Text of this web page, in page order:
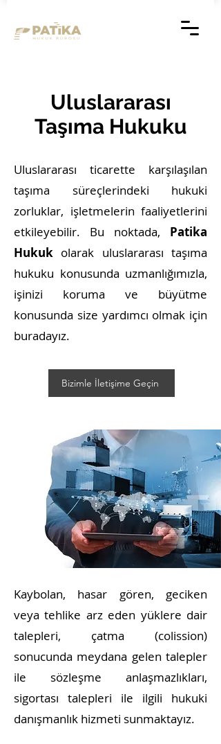
Uluslararası
Taşıma Hukuku
Uluslararası ticarette karşılaşılan
taşıma süreçlerindeki hukuki
zorluklar, işletmelerin faaliyetlerini
etkileyebilir. Bu noktada, Patika
Hukuk olarak uluslararası taşıma
hukuku konusunda uzmanlığımızla,
işinizi koruma ve büyütme
konusunda size yardımcı olmak için
buradayız.
Bizimle İletişime Geçin
Kaybolan, hasar gören, geciken
veya tehlike arz eden yüklere dair
talepleri, çatma (colission)
sonucunda meydana gelen talepler
ile sözleşme anlaşmazlıkları,
sigortası talepleri ile ilgili hukuki
danışmanlık hizmeti sunmaktayız.